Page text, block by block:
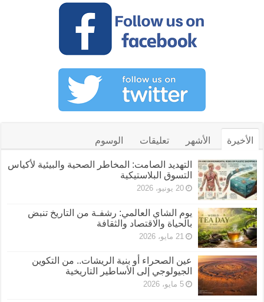
الأخيرة الأشهر تعليقات الوسوم
التهديد الصامت: المخاطر الصحية والبيئية لأكياس
التسوق البلاستيكية
20 يونيو، 2026
يوم الشاي العالمي: رشفـة من التاريخ تنبض
بالحياة والاقتصاد والثقافة
21 مايو، 2026
عين الصحراء أو بنية الريشات.. من التكوين
الجيولوجي إلى الأساطير التاريخية
5 مايو، 2026